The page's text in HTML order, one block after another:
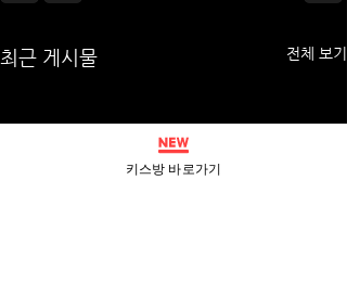
최근 게시물 전체 보기
키스방 바로가기